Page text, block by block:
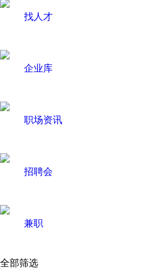
找人才
企业库
职场资讯
招聘会
兼职
全部筛选